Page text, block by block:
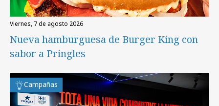
viernes, 7 de agosto 2026
Nueva hamburguesa de Burger King con
sabor a Pringles
Campañas